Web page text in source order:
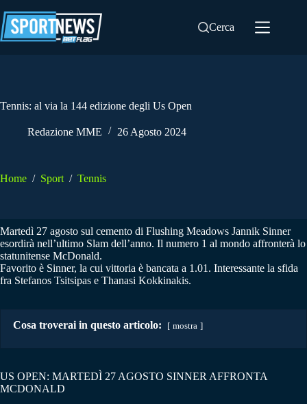
al
contenuto
Cerca
Tennis: al via la 144 edizione degli Us Open
Redazione MME 26 Agosto 2024
Home / Sport / Tennis
Martedì 27 agosto sul cemento di Flushing Meadows Jannik Sinner
esordirà nell’ultimo Slam dell’anno. Il numero 1 al mondo affronterà lo
statunitense McDonald.
Favorito è Sinner, la cui vittoria è bancata a 1.01. Interessante la sfida
fra Stefanos Tsitsipas e Thanasi Kokkinakis.
Cosa troverai in questo articolo: mostra
US OPEN: MARTEDÌ 27 AGOSTO SINNER AFFRONTA
MCDONALD